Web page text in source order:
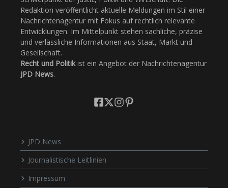
Redaktion veröffentlicht aktuelle Meldungen im Stil einer
Nachrichtenagentur mit Fokus auf rechtlich relevante
Entwicklungen. Im Mittelpunkt stehen sachliche, präzise
und verlässliche Informationen aus Staat, Markt und
Gesellschaft.
Recht und Politikist ein Angebot der Nachrichtenagentur
JPD News.
JPD News
Journalistische Leitlinien
Impressum